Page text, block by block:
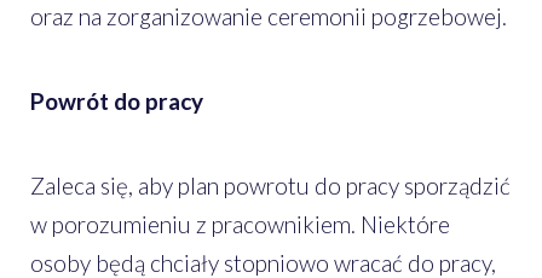
oraz na zorganizowanie ceremonii pogrzebowej.
Powrót do pracy
Zaleca się, aby plan powrotu do pracy sporządzić
w porozumieniu z pracownikiem. Niektóre
osoby będą chciały stopniowo wracać do pracy,